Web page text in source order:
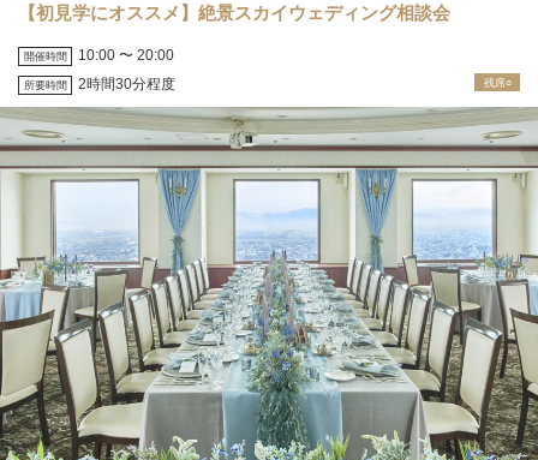
【初見学にオススメ】絶景スカイウェディング相談会
開催時間 10:00 〜 20:00
所要時間 2時間30分程度 残席○